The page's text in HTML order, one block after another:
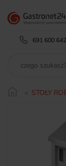
691 600 642
STOŁY